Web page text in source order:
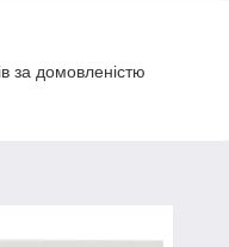
за домовленістю